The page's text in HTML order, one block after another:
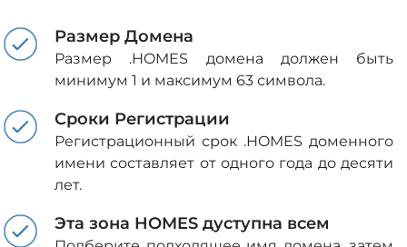
Размер Домена
Размер .HOMES домена должен быть
минимум 1 и максимум 63 символа.
Сроки Регистрации
Регистрационный срок .HOMES доменного
имени составляет от одного года до десяти
лет.
Эта зона HOMES дуступна всем